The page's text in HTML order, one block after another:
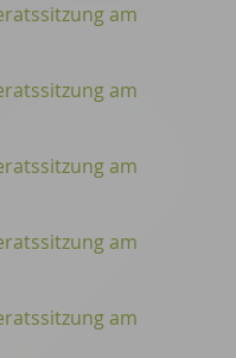
am
am
am
am
am